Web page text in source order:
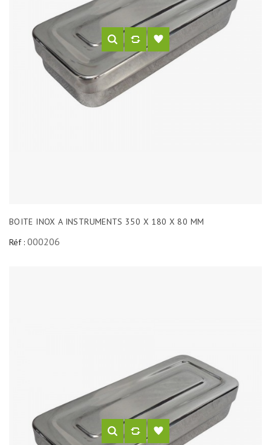
BOITE INOX A INSTRUMENTS 350 X 180 X 80 MM
Réf : 000206